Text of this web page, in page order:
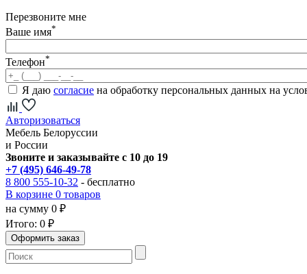
Перезвоните мне
Ваше имя*
Телефон*
Я даю согласие на обработку персональных данных на
Авторизоваться
Мебель Белоруссии
и России
Звоните и заказывайте с 10 до 19
+7 (495) 646-49-78
8 800 555-10-32 - бесплатно
В корзине 0 товаров
на сумму 0 ₽
Итого: 0 ₽